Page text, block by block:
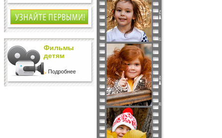
Фильмы
детям
Подробнее